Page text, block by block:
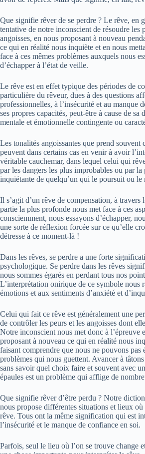
Que signifie rêver de se perdre ? Le rêve, en
tentative de notre inconscient de résoudre les
angoisses, en nous proposant à nouveau
ce qui en réalité nous inquiète et en nous
face à ces mêmes problèmes auxquels nous
d’échapper à l’état de veille.
Le rêve est en effet typique des périodes de
particulière du rêveur, dues à des questions
professionnelles, à l’insécurité et au manque
ses propres capacités, peut-être à cause de sa
mentale et émotionnelle contingente ou
Les tonalités angoissantes que prend souvent
peuvent dans certains cas en venir à avoir
véritable cauchemar, dans lequel celui qui
par les dangers les plus improbables ou par la
inquiétante de quelqu’un qui le poursuit ou le
Il s’agit d’un rêve de compensation, à travers
partie la plus profonde nous met face à ces
consciemment, nous essayons d’échapper,
une sorte de réflexion forcée sur ce qu’elle
détresse à ce moment-là !
Dans les rêves, se perdre a une forte
psychologique. Se perdre dans les rêves
nous sommes égarés en perdant tous nos
L’interprétation onirique de ce symbole nous
émotions et aux sentiments d’anxiété et
Celui qui fait ce rêve est généralement une
de contrôler les peurs et les angoisses dont
Notre inconscient nous met donc à l’épreuve
proposant à nouveau ce qui en réalité nous
faisant comprendre que nous ne pouvons pas
problèmes qui nous guettent. Avancer à
sans savoir quel choix faire et souvent avec
épaules est un problème qui afflige de
Que signifie rêver d’être perdu ? Notre
nous propose différentes situations et lieux où
rêve. Tous ont la même signification qui est
l’insécurité et le manque de confiance en soi.
Parfois, seul le lieu où l’on se trouve change